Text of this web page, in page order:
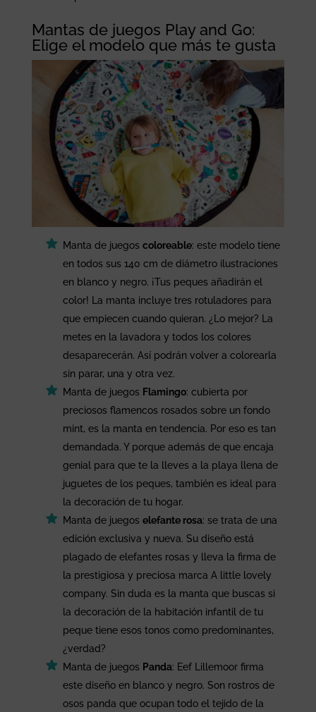
Mantas de juegos Play and Go:
Elige el modelo que más te gusta
Manta de juegos coloreable: este modelo tiene
en todos sus 140 cm de diámetro ilustraciones
en blanco y negro. ¡Tus peques añadirán el
color! La manta incluye tres rotuladores para
que empiecen cuando quieran. ¿Lo mejor? La
metes en la lavadora y todos los colores
desaparecerán. Así podrán volver a colorearla
sin parar, una y otra vez.
Manta de juegos Flamingo: cubierta por
preciosos flamencos rosados sobre un fondo
mint, es la manta en tendencia. Por eso es tan
demandada. Y porque además de que encaja
genial para que te la lleves a la playa llena de
juguetes de los peques, también es ideal para
la decoración de tu hogar.
Manta de juegos elefante rosa: se trata de una
edición exclusiva y nueva. Su diseño está
plagado de elefantes rosas y lleva la firma de
la prestigiosa y preciosa marca A little lovely
company. Sin duda es la manta que buscas si
la decoración de la habitación infantil de tu
peque tiene esos tonos como predominantes,
¿verdad?
Manta de juegos Panda: Eef Lillemoor firma
este diseño en blanco y negro. Son rostros de
osos panda que ocupan todo el tejido de la